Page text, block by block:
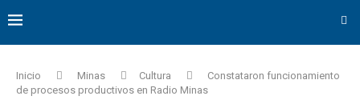
Inicio Minas Cultura
Constataron funcionamiento
de procesos productivos en Radio Minas